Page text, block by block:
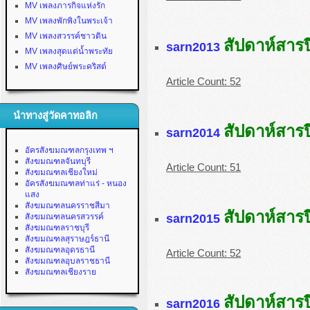
MV เพลงภารกิจแห่งรัก
MV เพลงพักพิงในพระเจ้า
MV เพลงสวรรค์ชาวดิน
MV เพลงสุดแต่น้ำพระทัย
MV เพลงศิษย์พระคริสต์
นำทางสู่วัดคาทอลิก
อัครสังฆมณฑลกรุงเทพ ฯ
สังฆมณฑลจันทบุรี
สังฆมณฑลเชียงใหม่
อัครสังฆมณฑลท่าแร่ - หนอง
แสง
สังฆมณฑลนครราชสีมา
สังฆมณฑลนครสวรรค์
สังฆมณฑลราชบุรี
สังฆมณฑลสุราษฎร์ธานี
สังฆมณฑลอุดรธานี
สังฆมณฑลอุบลราชธานี
สังฆมณฑลเชียงราย
sarn2013 สัปดาห์สาร
Article Count: 52
sarn2014 สัปดาห์สาร
Article Count: 51
sarn2015 สัปดาห์สาร
Article Count: 52
sarn2016 สัปดาห์สาร